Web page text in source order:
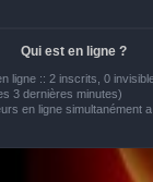
Qui est en ligne ?
ligne :: 2 inscrits, 0
3 dernières minutes)
en ligne simultanément